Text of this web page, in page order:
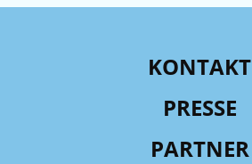
KONTAKT
PRESSE
PARTNER